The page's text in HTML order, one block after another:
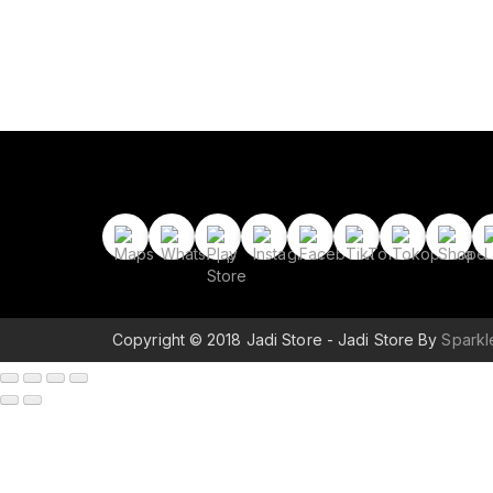
Copyright © 2018 Jadi Store - Jadi Store By